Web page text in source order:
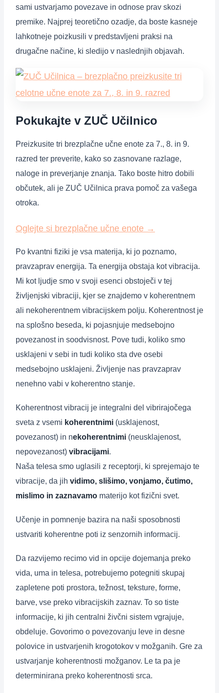
sami ustvarjamo povezave in odnose prav skozi
premike. Najprej teoretično ozadje, da boste kasneje
lahkotneje poizkusili v predstavljeni praksi na
drugačne načine, ki sledijo v naslednjih objavah.
Pokukajte v ZUČ Učilnico
Preizkusite tri brezplačne učne enote za 7., 8. in 9.
razred ter preverite, kako so zasnovane razlage,
naloge in preverjanje znanja. Tako boste hitro dobili
občutek, ali je ZUČ Učilnica prava pomoč za vašega
otroka.
Oglejte si brezplačne učne enote →
Po kvantni fiziki je vsa materija, ki jo poznamo,
pravzaprav energija. Ta energija obstaja kot vibracija.
Mi kot ljudje smo v svoji esenci obstoječi v tej
življenjski vibraciji, kjer se znajdemo v koherentnem
ali nekoherentnem vibracijskem polju. Koherentnost je
na splošno beseda, ki pojasnjuje medsebojno
povezanost in soodvisnost. Pove tudi, koliko smo
usklajeni v sebi in tudi koliko sta dve osebi
medsebojno usklajeni. Življenje nas pravzaprav
nenehno vabi v koherentno stanje.
Koherentnost vibracij je integralni del vibrirajočega
sveta z vsemi koherentnimi (usklajenost,
povezanost) in nekoherentnimi (neusklajenost,
nepovezanost) vibracijami.
Naša telesa smo uglasili z receptorji, ki sprejemajo te
vibracije, da jih vidimo, slišimo, vonjamo, čutimo,
mislimo in zaznavamo materijo kot fizični svet.
Učenje in pomnenje bazira na naši sposobnosti
ustvariti koherentne poti iz senzornih informacij.
Da razvijemo recimo vid in opcije dojemanja preko
vida, uma in telesa, potrebujemo potegniti skupaj
zapletene poti prostora, težnost, teksture, forme,
barve, vse preko vibracijskih zaznav. To so tiste
informacije, ki jih centralni živčni sistem vgrajuje,
obdeluje. Govorimo o povezovanju leve in desne
polovice in ustvarjenih krogotokov v možganih. Gre za
ustvarjanje koherentnosti možganov. Le ta pa je
determinirana preko koherentnosti srca.